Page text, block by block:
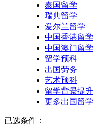
泰国留学
瑞典留学
爱尔兰留学
中国香港留学
中国澳门留学
留学预科
出国劳务
艺术预科
留学背景提升
更多出国留学
已选条件：